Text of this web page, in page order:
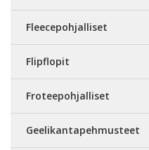
Fleecepohjalliset
Flipflopit
Froteepohjalliset
Geelikantapehmusteet